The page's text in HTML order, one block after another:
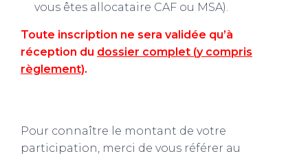
vous êtes allocataire CAF ou MSA).
Toute inscription ne sera validée qu’à
réception du dossier complet (y compris
règlement).
Pour connaître le montant de votre
participation, merci de vous référer au